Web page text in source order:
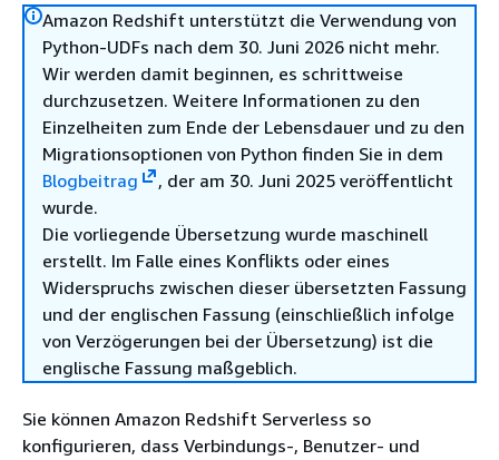
Amazon Redshift unterstützt die Verwendung von
Python-UDFs nach dem 30. Juni 2026 nicht mehr.
Wir werden damit beginnen, es schrittweise
durchzusetzen. Weitere Informationen zu den
Einzelheiten zum Ende der Lebensdauer und zu den
Migrationsoptionen von Python finden Sie in dem
Blogbeitrag
, der am 30. Juni 2025 veröffentlicht
wurde.
Die vorliegende Übersetzung wurde maschinell
erstellt. Im Falle eines Konflikts oder eines
Widerspruchs zwischen dieser übersetzten Fassung
und der englischen Fassung (einschließlich infolge
von Verzögerungen bei der Übersetzung) ist die
englische Fassung maßgeblich.
Sie können Amazon Redshift Serverless so
konfigurieren, dass Verbindungs-, Benutzer- und